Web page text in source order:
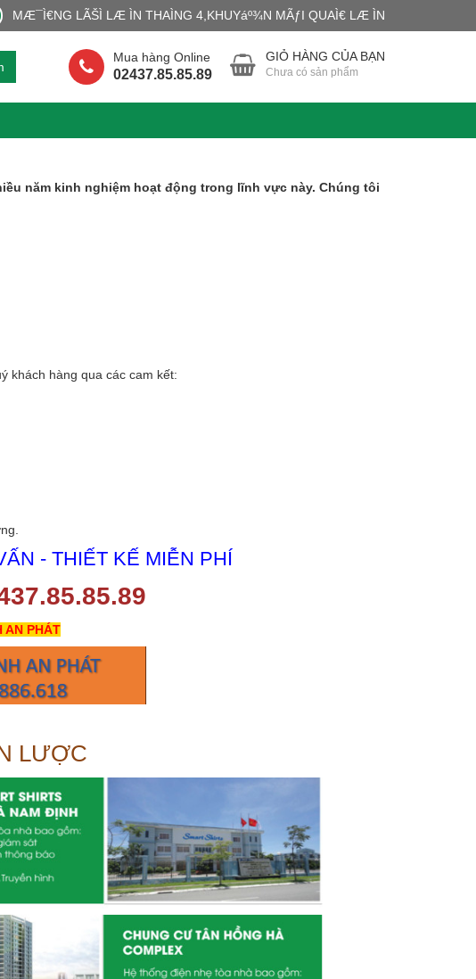
MÆ¯Ì€NG LÃŠÌ LÆ ÌN THAÌNG 4,KHUYáº¾N MÃƒI QUAÌ€ LÆ ÌN
GIỎ HÀNG CỦA BẠN
Chưa có sản phẩm
Mua hàng Online
02437.85.85.89
năm kinh nghiệm hoạt động trong lĩnh vực này. Chúng tôi
khách hàng qua các cam kết:
- THIẾT KẾ MIỄN PHÍ
AN PHÁT
LƯỢC